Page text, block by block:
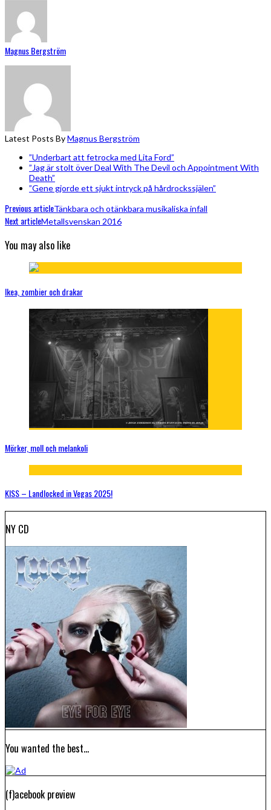
Magnus Bergström
Latest Posts ByMagnus Bergström
”Underbart att fetrocka med Lita Ford”
”Jag är stolt över Deal With The Devil och Appointment With
Death”
”Gene gjorde ett sjukt intryck på hårdrockssjälen”
Previous articleTänkbara och otänkbara musikaliska infall
Next articleMetallsvenskan 2016
You may also like
Ikea, zombier och drakar
Mörker, moll och melankoli
KISS – Landlocked in Vegas 2025!
NY CD
You wanted the best…
(f)acebook preview